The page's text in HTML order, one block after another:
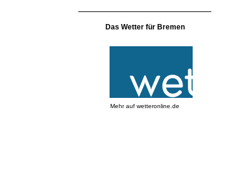
Das Wetter für Bremen
Mehr auf wetteronline.de